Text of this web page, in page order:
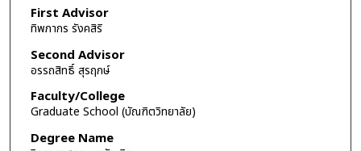
First Advisor
ทิพภากร รังคสิริ
Second Advisor
อรรถสิทธิ์ สุรฤกษ์
Faculty/College
Graduate School (บัณฑิตวิทยาลัย)
Degree Name